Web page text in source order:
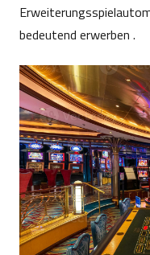
bedeutend erwerben .